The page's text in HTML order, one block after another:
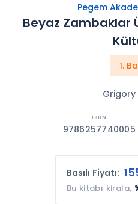
Pegem
Beyaz Zambaklar
1.
Grigory
9786257740005
Basılı Fiyatı:
Bu kitabı kirala,